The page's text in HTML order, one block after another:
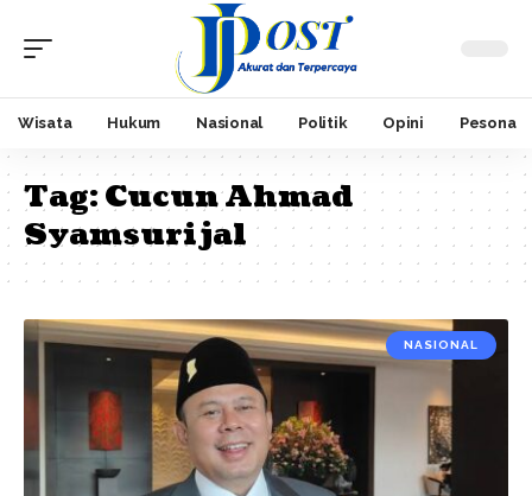
Wisata Hukum Nasional Politik Opini Pesona
Tag:Cucun Ahmad
Syamsurijal
NASIONAL